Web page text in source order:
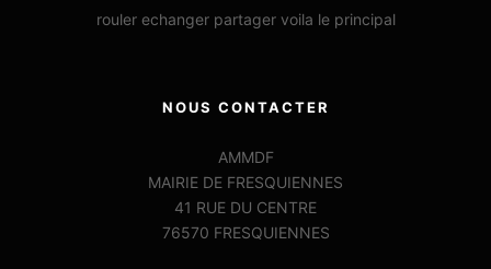
rouler echanger partager voila le principal
NOUS CONTACTER
AMMDF
MAIRIE DE FRESQUIENNES
41 RUE DU CENTRE
76570 FRESQUIENNES